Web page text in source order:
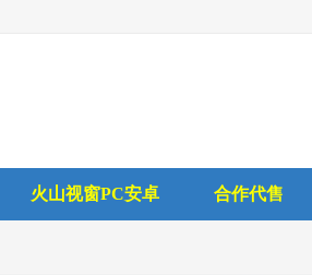
火山视窗PC安卓 合作代售